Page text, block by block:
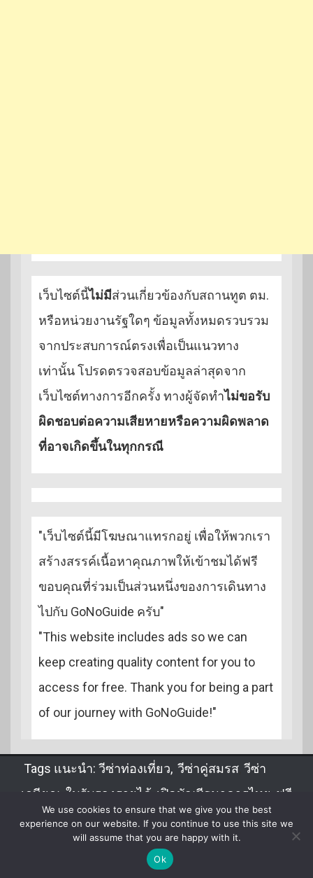
เว็บไซต์นี้ไม่มีส่วนเกี่ยวข้องกับสถานทูต ตม.
หรือหน่วยงานรัฐใดๆ ข้อมูลทั้งหมดรวบรวม
จากประสบการณ์ตรงเพื่อเป็นแนวทาง
เท่านั้น โปรดตรวจสอบข้อมูลล่าสุดจาก
เว็บไซต์ทางการอีกครั้ง ทางผู้จัดทำไม่ขอรับ
ผิดชอบต่อความเสียหายหรือความผิดพลาด
ที่อาจเกิดขึ้นในทุกกรณี
"เว็บไซต์นี้มีโฆษณาแทรกอยู่ เพื่อให้พวกเรา
สร้างสรรค์เนื้อหาคุณภาพให้เข้าชมได้ฟรี
ขอบคุณที่ร่วมเป็นส่วนหนึ่งของการเดินทาง
ไปกับ GoNoGuide ครับ"
"This website includes ads so we can
keep creating quality content for you to
access for free. Thank you for being a part
of our journey with GoNoGuide!"
Tags แนะนำ: วีซ่าท่องเที่ยว, วีซ่าคู่สมรส ,วีซ่า
เกษียณ ใบรับรองรายได้ เปิดบัญชีธนาคารไทย ฟรี
วีซ่า,DTV ,จดทะเบียนสมรส, ขอวีซ่าไทยในลาว
GoNoGuide.com
We use cookies to ensure that we give you the best
experience on our website. If you continue to use this site we
will assume that you are happy with it.
Ok